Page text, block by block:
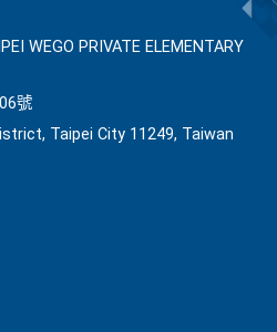
WEGO PRIVATE ELEMENTARY
號
Taipei City 11249, Taiwan